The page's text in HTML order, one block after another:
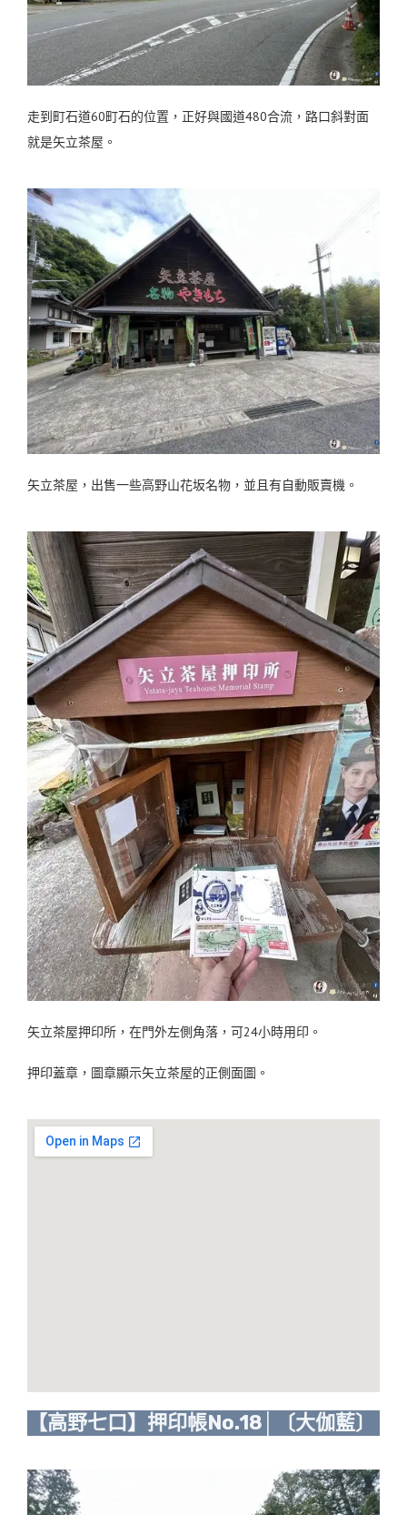
走到町石道60町石的位置，正好與國道480合流，路口斜對面
就是矢立茶屋。
矢立茶屋，出售一些高野山花坂名物，並且有自動販賣機。
矢立茶屋押印所，在門外左側角落，可24小時用印。
押印蓋章，圖章顯示矢立茶屋的正側面圖。
【高野七口】押印帳No.18│〔大伽藍〕